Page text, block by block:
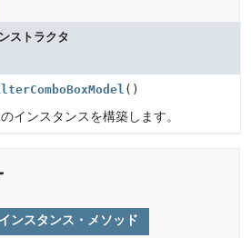
ストラクタ
()
のインスタンスを構築します。
インスタンス・メソッド